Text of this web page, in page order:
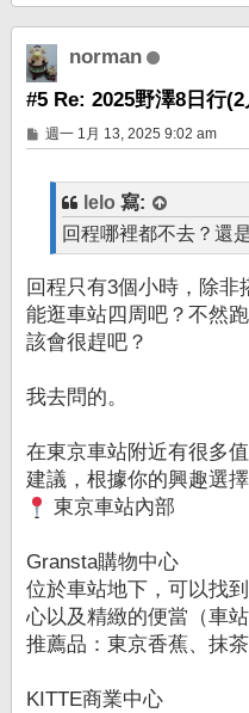
norman
#5 Re: 2025野澤8日行
文
章
週一 1月 13, 2025 9:02 am
lelo 寫:
回程哪裡都不去？還
回程只有3個小時，除非
能逛車站四周吧？不然
該會很趕吧？
我去問的。
在東京車站附近有很多
建議，根據你的興趣選擇
東京車站內部
Gransta購物中心
位於車站地下，可以找
心以及精緻的便當（車站
推薦品：東京香蕉、抹茶
KITTE商業中心